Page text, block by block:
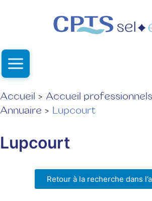
Accueil
Accueil
Annuaire
Lupcourt
Lupcourt
Retour à la recherche dans